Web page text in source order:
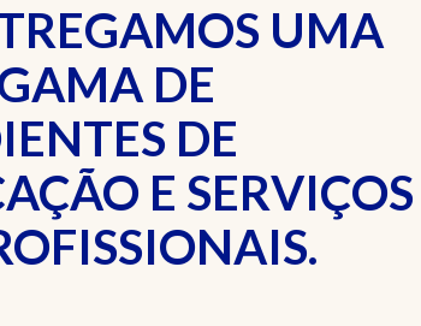
UMA
DE
DE
E SERVIÇOS